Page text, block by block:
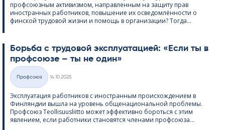
профсоюзным активизмом, направленным на защиту прав
иностранных работников, повышение их осведомлённости о
финской трудовой жизни и помощь в организации? Тогда...
Борьба с трудовой эксплуатацией: «Если ты в
профсоюзе – ты не один»
Категории
Профсоюз
14.10.2025
Эксплуатация работников с иностранным происхождением в
Финляндии вышла на уровень общенациональной проблемы.
Профсоюз Teol­li­suus­liitto может эффективно бороться с этим
явлением, если работники становятся членами профсоюза...